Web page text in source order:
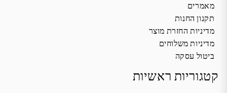
מאמרים
תקנון החנות
מדיניות החזרת מוצר
מדיניות משלוחים
ביטול עסקה
קטגוריות ראשיות